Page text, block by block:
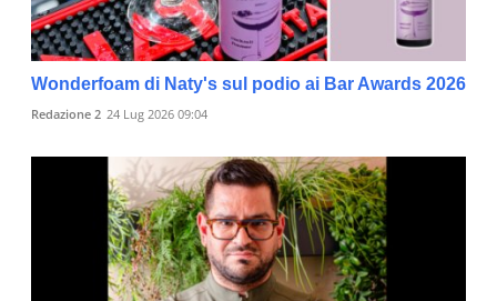
Wonderfoam di Naty's sul podio ai Bar Awards 2026
Redazione 2 24 Lug 2026 09:04